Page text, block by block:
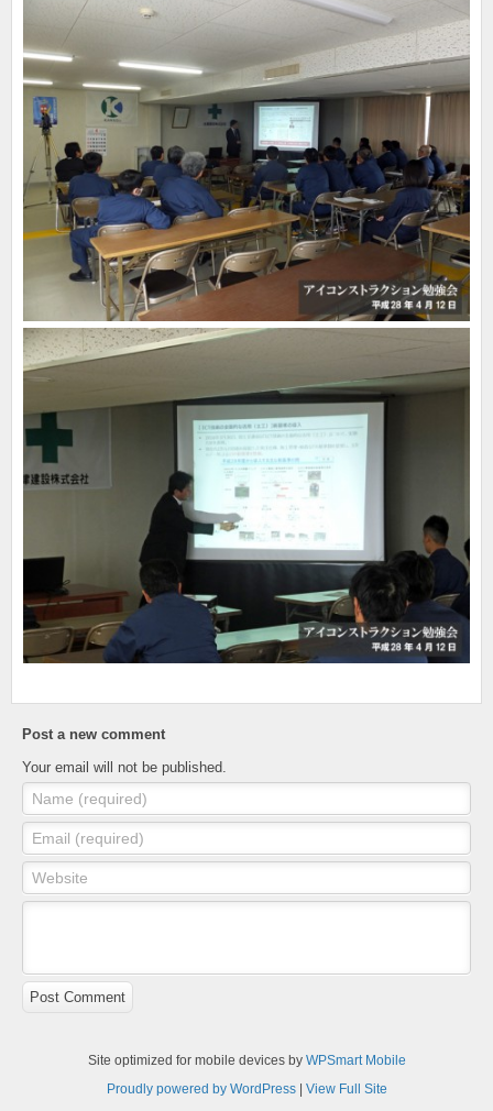
Post a new comment
Your email will not be published.
Name (required)
Email (required)
Website
Post Comment
Site optimized for mobile devices by WPSmart Mobile
Proudly powered by WordPress| View Full Site